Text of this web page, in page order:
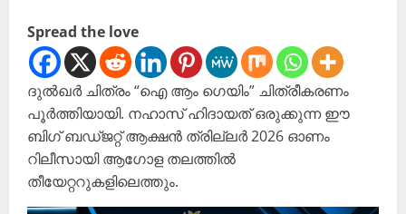
Spread the love
ദുൽഖർ ചിത്രം “ഐ ആം ഗെയിം” ചിത്രീകരണം
പൂർത്തിയായി. നഹാസ് ഹിദായത് ഒരുക്കുന്ന ഈ
ബിഗ് ബഡ്ജറ്റ് ആക്ഷൻ ത്രില്ലർ 2026 ഓണം
റിലീസായി ആഗോള തലത്തിൽ
തീയേറ്ററുകളിലെത്തും.